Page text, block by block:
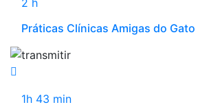
Práticas Clínicas Amigas do Gato
1h 43 min